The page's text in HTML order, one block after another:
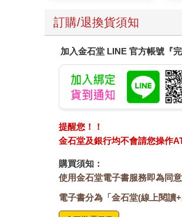
訂購/退換貨須知
加入金石堂 LINE 官方帳號『
提醒您！！
金石堂及銀行均不會請您操作
購買須知：
使用金石堂電子書服務即為同意
電子書分為「金石堂(線上閱讀